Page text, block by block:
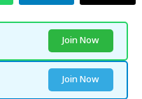
Join Now
Join Now